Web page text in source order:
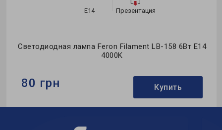
E14 Презентация
Светодиодная лампа Feron Filament LB-158 6Вт E14
4000K
80 грн Купить